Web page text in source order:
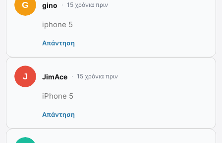
gino 15 χρόνια πριν
iphone 5
Απάντηση
JimAce 15 χρόνια πριν
iPhone 5
Απάντηση